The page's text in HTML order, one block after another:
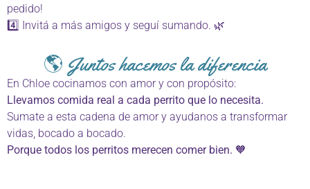
pedido!
4️⃣ Invitá a más amigos y seguí sumando. 🌿
🌎 Juntos hacemos la diferencia
En Chloe cocinamos con amor y con propósito:
Llevamos comida real a cada perrito que lo necesita.
Sumate a esta cadena de amor y ayudanos a transformar
vidas, bocado a bocado.
Porque todos los perritos merecen comer bien. 🧡